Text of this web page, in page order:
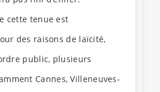
cette tenue est
des raisons de laïcité,
public, plusieurs
Cannes, Villeneuves-